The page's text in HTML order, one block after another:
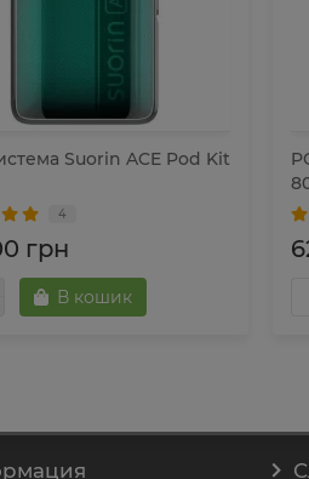
Suorin ACE Pod Kit
4
грн
В кошик